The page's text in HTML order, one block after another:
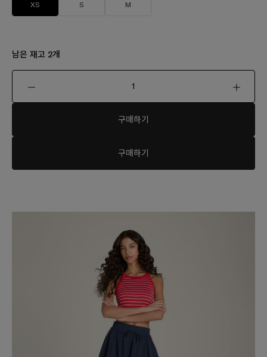
XS S M
남은 재고 2개
구매하기
구매하기